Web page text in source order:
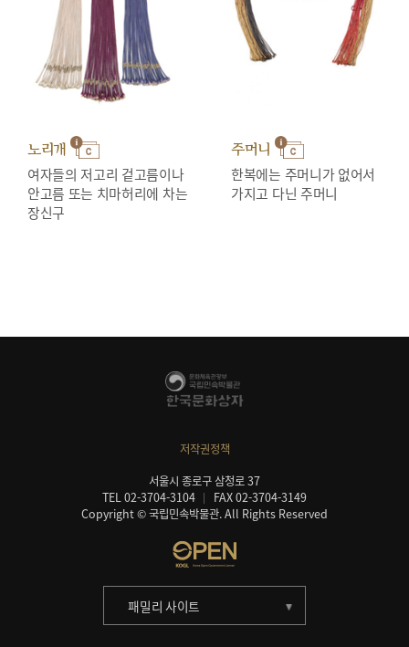
노리개
여자들의 저고리 겉고름이나
안고름 또는 치마허리에 차는
장신구
주머니
한복에는 주머니가 없어서
가지고 다닌 주머니
저작권정책
서울시 종로구 삼청로 37
TEL 02-3704-3104
FAX 02-3704-3149
Copyright © 국립민속박물관. All Rights Reserved
패밀리 사이트